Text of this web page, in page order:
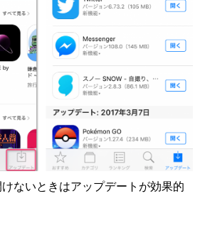
ないときはアップデートが効果的